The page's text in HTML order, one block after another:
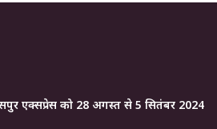
एक्सप्रेस को 28 अगस्त से 5 सितंबर 2024